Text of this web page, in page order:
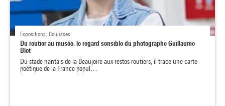
Expositions, Coulisses
Du routier au musée, le regard sensible du photographe Guillaume
Blot
Du stade nantais de la Beaujoire aux restos routiers, il trace une carte
poétique de la France popul…